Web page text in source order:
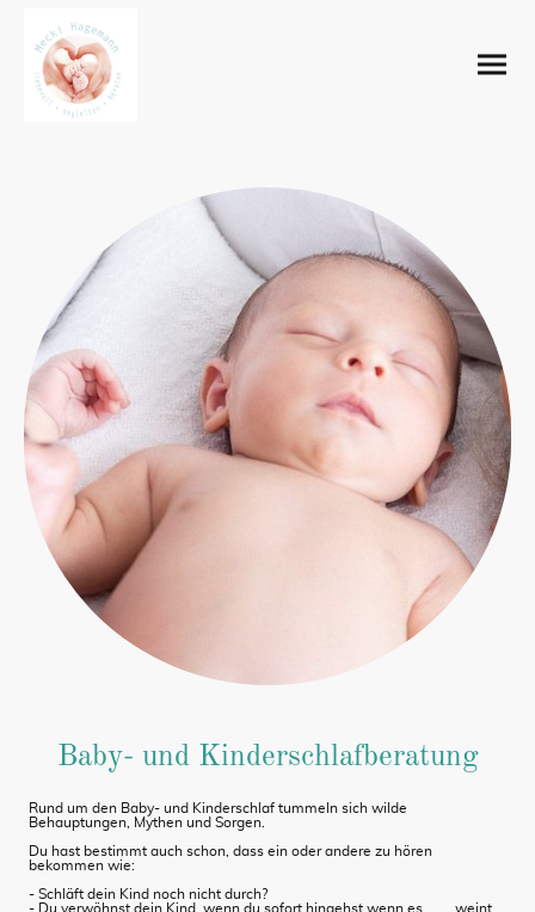
Baby- und Kinderschlafberatung
Rund um den Baby- und Kinderschlaf tummeln sich wilde
Behauptungen, Mythen und Sorgen.
Du hast bestimmt auch schon, dass ein oder andere zu hören
bekommen wie:
- Schläft dein Kind noch nicht durch?
- Du verwöhnst dein Kind, wenn du sofort hingehst wenn es weint.